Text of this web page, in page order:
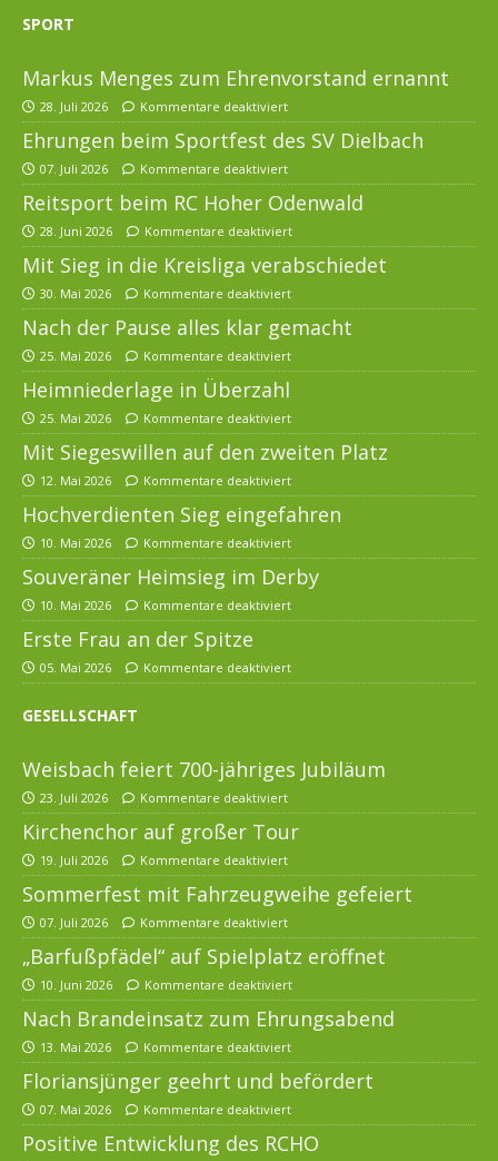
SPORT
Markus Menges zum Ehrenvorstand ernannt
28. Juli 2026 Kommentare deaktiviert
Ehrungen beim Sportfest des SV Dielbach
07. Juli 2026 Kommentare deaktiviert
Reitsport beim RC Hoher Odenwald
28. Juni 2026 Kommentare deaktiviert
Mit Sieg in die Kreisliga verabschiedet
30. Mai 2026 Kommentare deaktiviert
Nach der Pause alles klar gemacht
25. Mai 2026 Kommentare deaktiviert
Heimniederlage in Überzahl
25. Mai 2026 Kommentare deaktiviert
Mit Siegeswillen auf den zweiten Platz
12. Mai 2026 Kommentare deaktiviert
Hochverdienten Sieg eingefahren
10. Mai 2026 Kommentare deaktiviert
Souveräner Heimsieg im Derby
10. Mai 2026 Kommentare deaktiviert
Erste Frau an der Spitze
05. Mai 2026 Kommentare deaktiviert
GESELLSCHAFT
Weisbach feiert 700-jähriges Jubiläum
23. Juli 2026 Kommentare deaktiviert
Kirchenchor auf großer Tour
19. Juli 2026 Kommentare deaktiviert
Sommerfest mit Fahrzeugweihe gefeiert
07. Juli 2026 Kommentare deaktiviert
„Barfußpfädel“ auf Spielplatz eröffnet
10. Juni 2026 Kommentare deaktiviert
Nach Brandeinsatz zum Ehrungsabend
13. Mai 2026 Kommentare deaktiviert
Floriansjünger geehrt und befördert
07. Mai 2026 Kommentare deaktiviert
Positive Entwicklung des RCHO